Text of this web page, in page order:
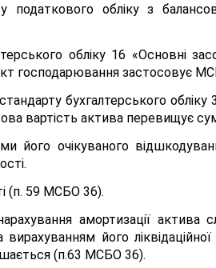
податкового обліку з
обліку 16 «Основні
господарювання застосовує
бухгалтерського
вартість актива перевищує
його очікуваного
(п. 59 МСБО 36).
амортизації актива
вирахуванням його
(п.63 МСБО 36).